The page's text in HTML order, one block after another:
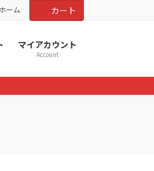
ホーム カート
マイアカウント
Account